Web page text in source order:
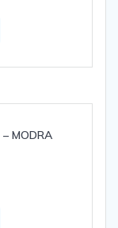
MODRA